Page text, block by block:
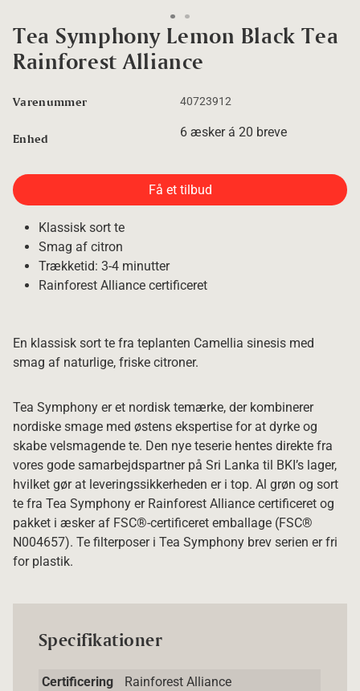
Go to slide 1
Go to slide 2
Tea Symphony Lemon Black Tea
Rainforest Alliance
Varenummer 40723912
Enhed 6 æsker á 20 breve
Få et tilbud
Klassisk sort te
Smag af citron
Trækketid: 3-4 minutter
Rainforest Alliance certificeret
En klassisk sort te fra teplanten Camellia sinesis med
smag af naturlige, friske citroner.
Tea Symphony er et nordisk temærke, der kombinerer
nordiske smage med østens ekspertise for at dyrke og
skabe velsmagende te. Den nye teserie hentes direkte fra
vores gode samarbejdspartner på Sri Lanka til BKI’s lager,
hvilket gør at leveringssikkerheden er i top. Al grøn og sort
te fra Tea Symphony er Rainforest Alliance certificeret og
pakket i æsker af FSC®-certificeret emballage (FSC®
N004657). Te filterposer i Tea Symphony brev serien er fri
for plastik.
Specifikationer
Certificering
Rainforest Alliance